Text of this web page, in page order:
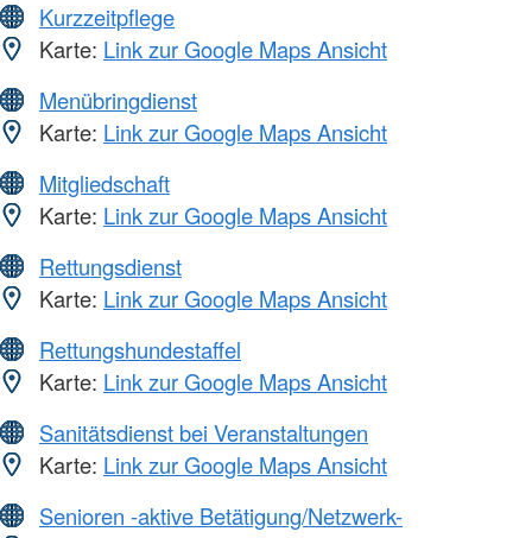
Kurzzeitpflege
Karte: Link zur Google Maps Ansicht
Menübringdienst
Karte: Link zur Google Maps Ansicht
Mitgliedschaft
Karte: Link zur Google Maps Ansicht
Rettungsdienst
Karte: Link zur Google Maps Ansicht
Rettungshundestaffel
Karte: Link zur Google Maps Ansicht
Sanitätsdienst bei Veranstaltungen
Karte: Link zur Google Maps Ansicht
Senioren -aktive Betätigung/Netzwerk-